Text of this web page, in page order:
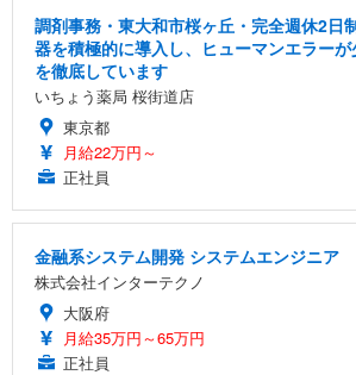
調剤事務・東大和市桜ヶ丘・完全週休2日
器を積極的に導入し、ヒューマンエラーが
を徹底しています
いちょう薬局 桜街道店
東京都
月給22万円～
正社員
金融系システム開発 システムエンジニア
株式会社インターテクノ
大阪府
月給35万円～65万円
正社員